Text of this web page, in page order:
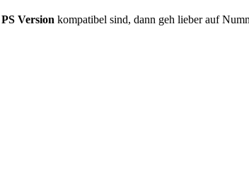
PS Version kompatibel sind, dann geh lieber auf